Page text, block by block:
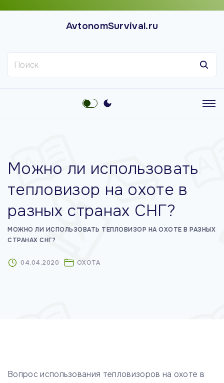
AvtonomSurvival.ru
Можно ли использовать
тепловизор на охоте в
разных странах СНГ?
МОЖНО ЛИ ИСПОЛЬЗОВАТЬ ТЕПЛОВИЗОР НА ОХОТЕ В РАЗНЫХ
СТРАНАХ СНГ?
04.04.2020 ОХОТА
Вопрос использования тепловизоров на охоте в